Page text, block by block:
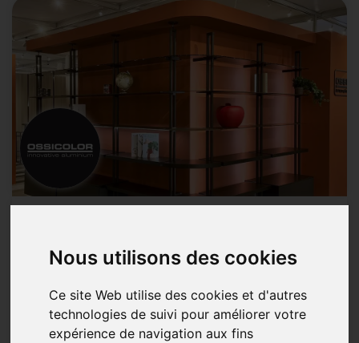
Nous utilisons des cookies
Ce site Web utilise des cookies et d'autres
technologies de suivi pour améliorer votre
expérience de navigation aux fins
Jazz 2.0 est une bibliothèque modulaire en aluminium
Dans:Quincaillerie d'ameublement ,accessoires
meubles cuisine
,Cuisine , Profils décoratifs pour
meubles